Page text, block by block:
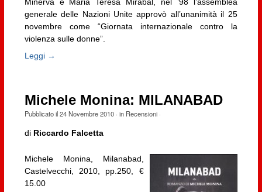
generale delle Nazioni Unite approvò all’unanimità il 25
novembre come “Giornata internazionale contro la
violenza sulle donne”.
Leggi →
Michele Monina: MILANABAD
Pubblicato il24 Novembre 2010· in Recensioni·
di Riccardo Falcetta
Michele Monina, Milanabad,
Castelvecchi, 2010, pp.250, €
15.00